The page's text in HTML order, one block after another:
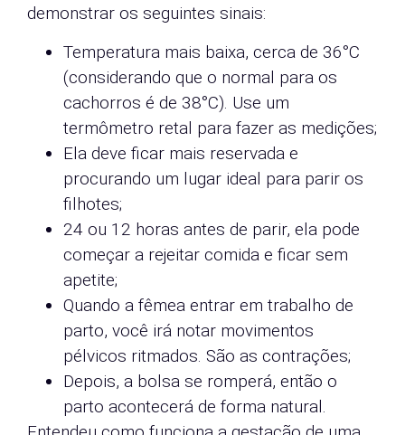
demonstrar os seguintes sinais:
Temperatura mais baixa, cerca de 36°C
(considerando que o normal para os
cachorros é de 38°C). Use um
termômetro retal para fazer as medições;
Ela deve ficar mais reservada e
procurando um lugar ideal para parir os
filhotes;
24 ou 12 horas antes de parir, ela pode
começar a rejeitar comida e ficar sem
apetite;
Quando a fêmea entrar em trabalho de
parto, você irá notar movimentos
pélvicos ritmados. São as contrações;
Depois, a bolsa se romperá, então o
parto acontecerá de forma natural.